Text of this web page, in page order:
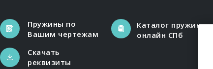
Скачать
реквизиты
Каталог пружин
онлайн СПб
Пружины по
Вашим чертежам